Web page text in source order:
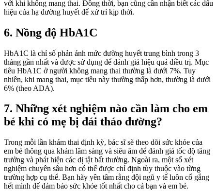
với khi không mang thai. Đồng thời, bạn cũng cần nhận biết các dấu
hiệu của hạ đường huyết để xử trí kịp thời.
6. Nồng độ HbA1C
HbA1C là chỉ số phản ánh mức đường huyết trung bình trong 3
tháng gần nhất và được sử dụng để đánh giá hiệu quả điều trị. Mục
tiêu HbA1C ở người không mang thai thường là dưới 7%. Tuy
nhiên, khi mang thai, mục tiêu này thường thấp hơn, thường là dưới
6% (theo ADA).
7. Những xét nghiệm nào cần làm cho em
bé khi có mẹ bị đái tháo đường?
Trong mỗi lần khám thai định kỳ, bác sĩ sẽ theo dõi sức khỏe của
em bé thông qua khám lâm sàng và siêu âm để đánh giá tốc độ tăng
trưởng và phát hiện các dị tật bất thường. Ngoài ra, một số xét
nghiệm chuyên sâu hơn có thể được chỉ định tùy thuộc vào từng
trường hợp cụ thể. Bạn hãy yên tâm rằng đội ngũ y tế luôn cố gắng
hết mình để đảm bảo sức khỏe tốt nhất cho cả bạn và em bé.